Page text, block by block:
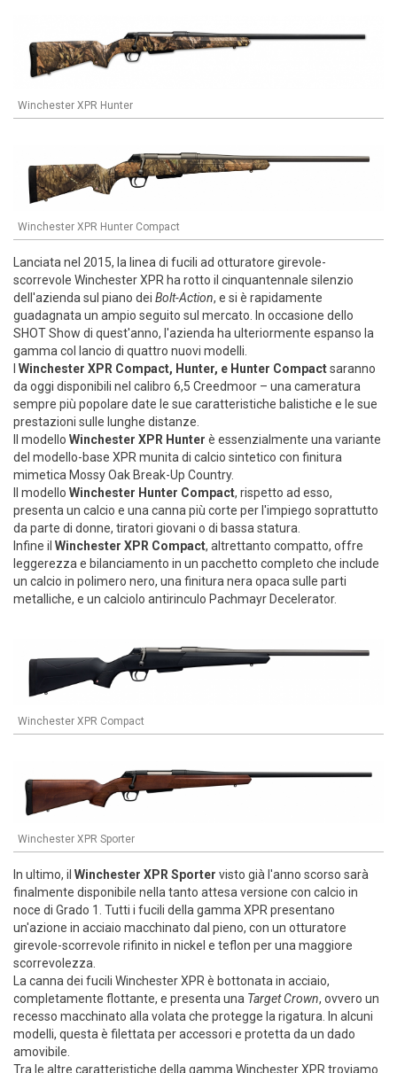
Winchester XPR Hunter
Winchester XPR Hunter Compact
Lanciata nel 2015, la linea di fucili ad otturatore girevole-
scorrevole Winchester XPR ha rotto il cinquantennale silenzio
dell'azienda sul piano dei Bolt-Action, e si è rapidamente
guadagnata un ampio seguito sul mercato. In occasione dello
SHOT Show di quest'anno, l'azienda ha ulteriormente espanso la
gamma col lancio di quattro nuovi modelli.
Winchester XPR Compact, Hunter, e Hunter Compactsaranno
da oggi disponibili nel calibro 6,5 Creedmoor – una cameratura
sempre più popolare date le sue caratteristiche balistiche e le sue
prestazioni sulle lunghe distanze.
Il modello Winchester XPR Hunter è essenzialmente una variante
del modello-base XPR munita di calcio sintetico con finitura
mimetica Mossy Oak Break-Up Country.
Il modello Winchester Hunter Compact, rispetto ad esso,
presenta un calcio e una canna più corte per l'impiego soprattutto
da parte di donne, tiratori giovani o di bassa statura.
Infine il Winchester XPR Compact, altrettanto compatto, offre
leggerezza e bilanciamento in un pacchetto completo che include
un calcio in polimero nero, una finitura nera opaca sulle parti
metalliche, e un calciolo antirinculo Pachmayr Decelerator.
Winchester XPR Compact
Winchester XPR Sporter
In ultimo, il Winchester XPR Sporter visto già l'anno scorso sarà
finalmente disponibile nella tanto attesa versione con calcio in
noce di Grado 1. Tutti i fucili della gamma XPR presentano
un'azione in acciaio macchinato dal pieno, con un otturatore
girevole-scorrevole rifinito in nickel e teflon per una maggiore
scorrevolezza.
La canna dei fucili Winchester XPR è bottonata in acciaio,
completamente flottante, e presenta una Target Crown, ovvero un
recesso macchinato alla volata che protegge la rigatura. In alcuni
modelli, questa è filettata per accessori e protetta da un dado
amovibile.
Tra le altre caratteristiche della gamma Winchester XPR troviamo